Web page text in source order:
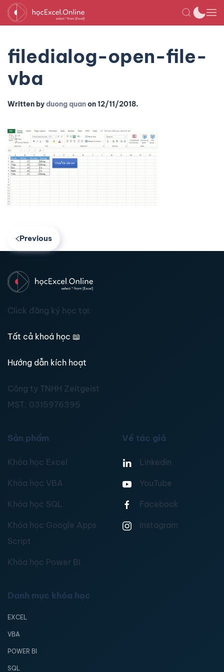
filedialog-open-file-
vba
Written byduong quanon12/11/2018.
Previous
Click đăng ký học tại:
Tất cả khoá học 📖
Hướng dẫn kích hoạt
Công ty TNHH Zeitgeist
MST: 0315976395
Sản phẩm
Khóa học Excel
Khóa học VBA
Khóa học SQL
Khóa học Google Apps
Script
Khóa học Power BI
Về tác giả
Linkedin
YouTube
Facebook
Instagram
Danh mục khóa học
EXCEL
VBA
POWER BI
SQL